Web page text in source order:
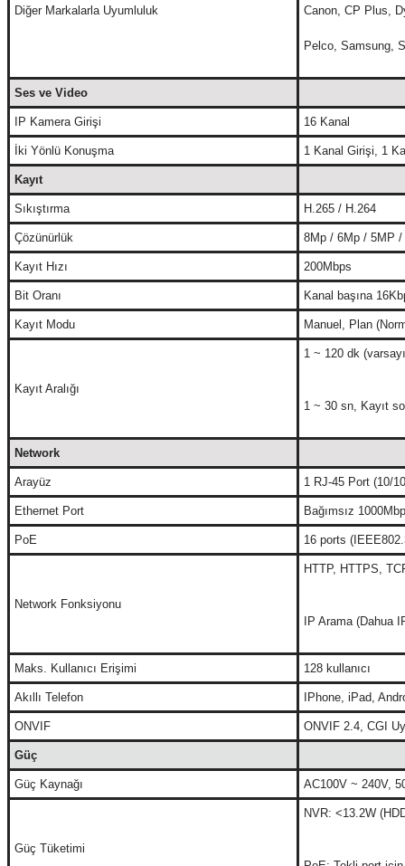
Diğer Markalarla Uyumluluk Canon, CP Plus,
Pelco, Samsung,
Ses ve Video
IP Kamera Girişi 16 Kanal
İki Yönlü Konuşma 1 Kanal Girişi, 1
Kayıt
Sıkıştırma H.265 / H.264
Çözünürlük 8Mp / 6Mp / 5MP /
Kayıt Hızı 200Mbps
Bit Oranı Kanal başına
Kayıt Modu Manuel, Plan
Kayıt Aralığı
1 ~ 120 dk
1 ~ 30 sn, Kayıt
Network
Arayüz 1 RJ-45 Port (10/
Ethernet Port Bağımsız
PoE 16 ports
Network Fonksiyonu
HTTP, HTTPS,
IP Arama (Dahua
Maks. Kullanıcı Erişimi 128 kullanıcı
Akıllı Telefon IPhone, iPad,
ONVIF ONVIF 2.4, CGI
Güç
Güç Kaynağı AC100V ~ 240V,
Güç Tüketimi
NVR: <13.2W